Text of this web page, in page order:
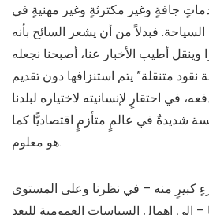
جافةٍ وغير مكترثةٍ وغير مهنيةٍ في
فبدلاً من أن يشعر السائح بأنه
أطيب الأخبار عنا، أصبحنا نجعله
متنقلة” يتم استنزافها دون تقديم
في احتقارٍ لإنسانيته لاختياره لبلدنا
شديدةٌ في عالمٍ متأزمٍ اقتصاديًّا كما
هو معلوم.
كبيرٍ منه – في نظرنا وعلى المستوى
– إلى إهمال السياسات العمومية للبعد